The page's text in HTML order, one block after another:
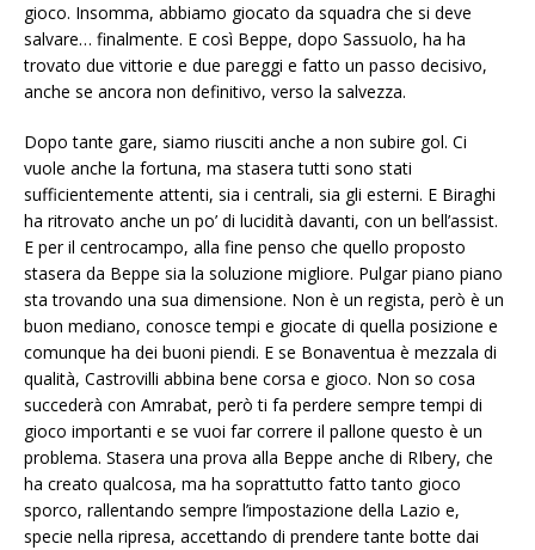
gioco. Insomma, abbiamo giocato da squadra che si deve
salvare… finalmente. E così Beppe, dopo Sassuolo, ha ha
trovato due vittorie e due pareggi e fatto un passo decisivo,
anche se ancora non definitivo, verso la salvezza.
Dopo tante gare, siamo riusciti anche a non subire gol. Ci
vuole anche la fortuna, ma stasera tutti sono stati
sufficientemente attenti, sia i centrali, sia gli esterni. E Biraghi
ha ritrovato anche un po’ di lucidità davanti, con un bell’assist.
E per il centrocampo, alla fine penso che quello proposto
stasera da Beppe sia la soluzione migliore. Pulgar piano piano
sta trovando una sua dimensione. Non è un regista, però è un
buon mediano, conosce tempi e giocate di quella posizione e
comunque ha dei buoni piendi. E se Bonaventua è mezzala di
qualità, Castrovilli abbina bene corsa e gioco. Non so cosa
succederà con Amrabat, però ti fa perdere sempre tempi di
gioco importanti e se vuoi far correre il pallone questo è un
problema. Stasera una prova alla Beppe anche di RIbery, che
ha creato qualcosa, ma ha soprattutto fatto tanto gioco
sporco, rallentando sempre l’impostazione della Lazio e,
specie nella ripresa, accettando di prendere tante botte dai